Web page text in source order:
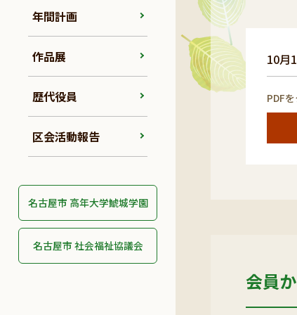
年間計画
作品展
歴代役員
区会活動報告
名古屋市 高年大学鯱城学園
名古屋市 社会福祉協議会
10月
PDF
会員